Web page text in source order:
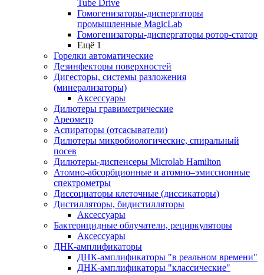
Tube Drive
Гомогенизаторы-диспергаторы
промышленные MagicLab
Гомогенизаторы-диспергаторы ротор-статор
Ещё 1
Горелки автоматические
Дезинфекторы поверхностей
Дигесторы, системы разложения
(минерализаторы)
Аксессуары
Дилютеры гравиметрические
Ареометр
Аспираторы (отсасыватели)
Дилютеры микробиологические, спиральный
посев
Дилютеры-диспенсеры Microlab Hamilton
Атомно-абсорбционные и атомно–эмиссионные
спектрометры
Диссоциаторы клеточные (диссикаторы)
Дистилляторы, бидистилляторы
Аксессуары
Бактерицидные облучатели, рециркуляторы
Аксессуары
ДНК-амплификаторы
ДНК-амплификаторы "в реальном времени"
ДНК-амплификаторы "классические"